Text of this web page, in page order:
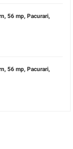
56 mp, Pacurari,
56 mp, Pacurari,